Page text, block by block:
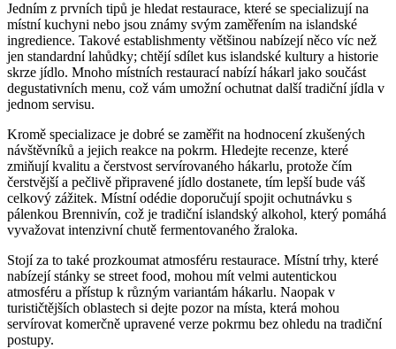
Jedním z prvních tipů je hledat restaurace, které se specializují na
místní kuchyni nebo jsou známy svým zaměřením na islandské
ingredience. Takové establishmenty většinou nabízejí něco víc než
jen standardní lahůdky; chtějí sdílet kus islandské kultury a historie
skrze jídlo. Mnoho místních restaurací nabízí hákarl jako součást
degustativních menu, což vám umožní ochutnat další tradiční jídla v
jednom servisu.
Kromě specializace je dobré se zaměřit na hodnocení zkušených
návštěvníků a jejich reakce na pokrm. Hledejte recenze, které
zmiňují kvalitu a čerstvost servírovaného hákarlu, protože čím
čerstvější a pečlivě připravené jídlo dostanete, tím lepší bude váš
celkový zážitek. Místní odédie doporučují spojit ochutnávku s
pálenkou Brennivín, což je tradiční islandský alkohol, který pomáhá
vyvažovat intenzivní chutě fermentovaného žraloka.
Stojí za to také prozkoumat atmosféru restaurace. Místní trhy, které
nabízejí stánky se street food, mohou mít velmi autentickou
atmosféru a přístup k různým variantám hákarlu. Naopak v
turističtějších oblastech si dejte pozor na místa, která mohou
servírovat komerčně upravené verze pokrmu bez ohledu na tradiční
postupy.